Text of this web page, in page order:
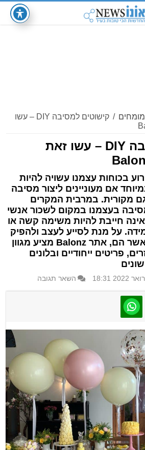
/
קישוטים למסיבה DIY – עשו
קישוטים למסיבה DIY – עשו זאת
בכוחות עצמנו עשויה להיות
אם מעוניינים ליצור מסיבה
מקורית. במרבית המקרים
בעצמנו במקום לשכור אנשי
חייבת להיות משימה קשה או
על מנת לסייע לעצב ולהפיק
כל אירוע ומסיבה באשר הם, אתר Balonz מציע מגוון
פריטים ייחודיים ובלונים
השאר תגובה